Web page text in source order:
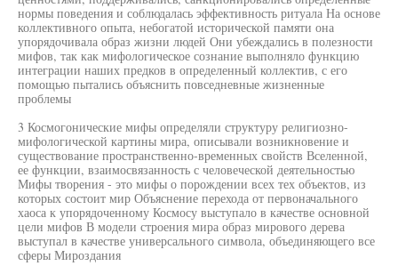
нормы поведения и соблюдалась эффективность ритуала На основе
коллективного опыта, небогатой исторической памяти она
упорядочивала образ жизни людей Они убеждались в полезности
мифов, так как мифологическое сознание выполняло функцию
интеграции наших предков в определенный коллектив, с его
помощью пытались объяснить повседневные жизненные
проблемы
3 Космогонические мифы определяли структуру религиозно-
мифологической картины мира, описывали возникновение и
существование пространственно-временных свойств Вселенной,
ее функции, взаимосвязанность с человеческой деятельностью
Мифы творения - это мифы о порождении всех тех объектов, из
которых состоит мир Объяснение перехода от первоначального
хаоса к упорядоченному Космосу выступало в качестве основной
цели мифов В модели строения мира образ мирового дерева
выступал в качестве универсального символа, объединяющего все
сферы Мироздания